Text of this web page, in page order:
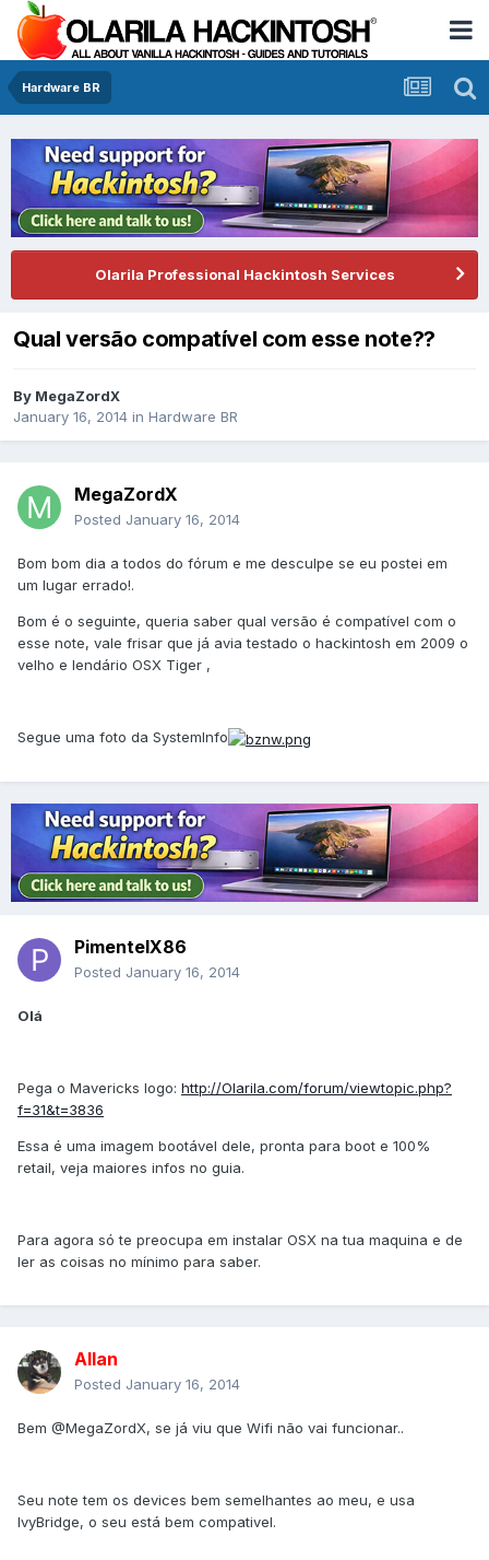
Hardware BR
Olarila Professional Hackintosh Services
Qual versão compatível com esse note??
By MegaZordX
January 16, 2014 in Hardware BR
MegaZordX
Posted January 16, 2014
Bom bom dia a todos do fórum e me desculpe se eu postei em
um lugar errado!.
Bom é o seguinte, queria saber qual versão é compatível com o
esse note, vale frisar que já avia testado o hackintosh em 2009 o
velho e lendário OSX Tiger ,
Segue uma foto da SystemInfo
PimentelX86
Posted January 16, 2014
Olá
Pega o Mavericks logo: http://Olarila.com/forum/viewtopic.php?
f=31&t=3836
Essa é uma imagem bootável dele, pronta para boot e 100%
retail, veja maiores infos no guia.
Para agora só te preocupa em instalar OSX na tua maquina e de
ler as coisas no mínimo para saber.
Allan
Posted January 16, 2014
Bem @MegaZordX, se já viu que Wifi não vai funcionar..
Seu note tem os devices bem semelhantes ao meu, e usa
IvyBridge, o seu está bem compativel.